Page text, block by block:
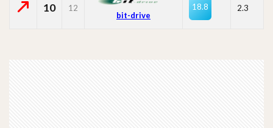
10 12
bit-drive
18.8 2.3